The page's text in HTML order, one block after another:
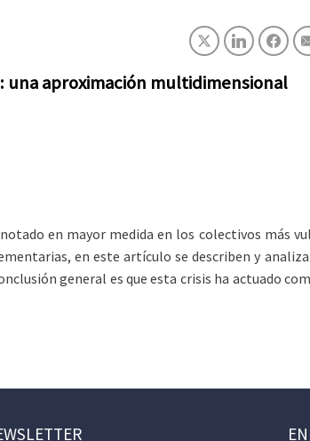
una aproximación multidimensional
en mayor medida en los colectivos más
en este artículo se describen y
general es que esta crisis ha actuado